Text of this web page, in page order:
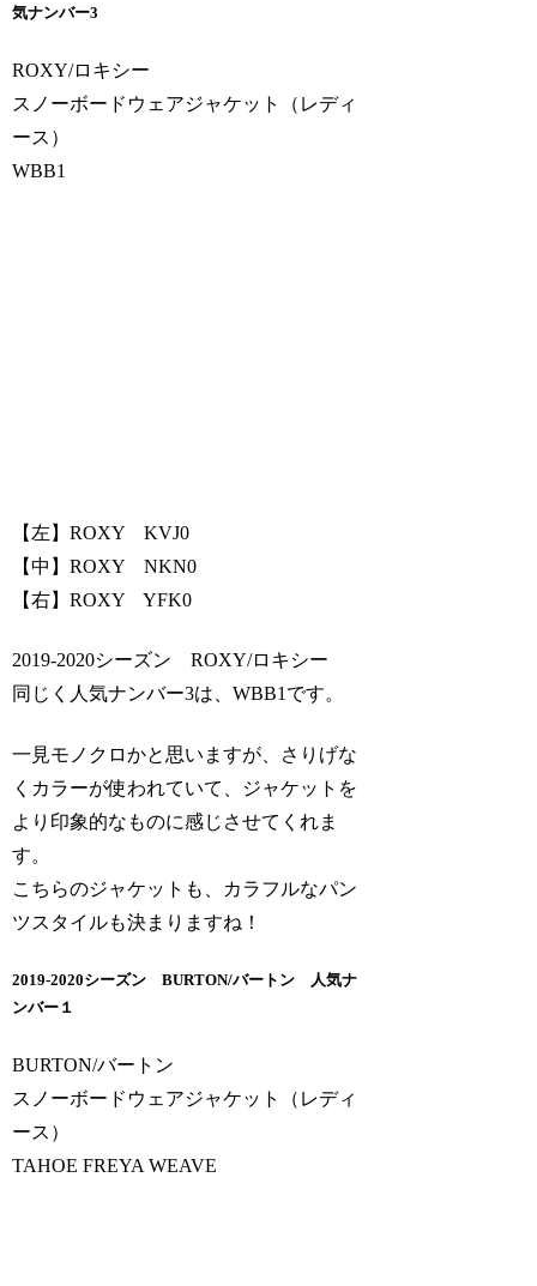
気ナンバー3
ROXY/ロキシー
スノーボードウェアジャケット（レディ
ース）
WBB1
【左】ROXY KVJ0
【中】ROXY NKN0
【右】ROXY YFK0
2019-2020シーズン ROXY/ロキシー
同じく人気ナンバー3は、WBB1です。
一見モノクロかと思いますが、さりげな
くカラーが使われていて、ジャケットを
より印象的なものに感じさせてくれま
す。
こちらのジャケットも、カラフルなパン
ツスタイルも決まりますね！
2019-2020シーズン BURTON/バートン 人気ナ
ンバー１
BURTON/バートン
スノーボードウェアジャケット（レディ
ース）
TAHOE FREYA WEAVE